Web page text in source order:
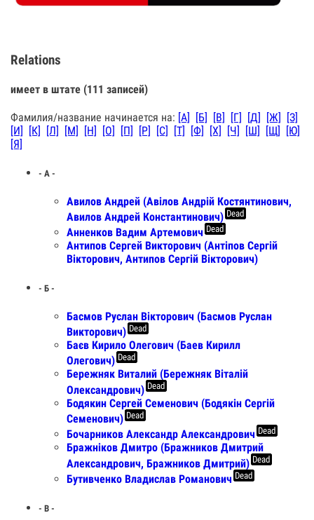
Relations
имеет в штате (111 записей)
Фамилия/название начинается на: [А] [Б] [В] [Г] [Д] [Ж]
[З]
[И]
[К] [Л] [М] [Н] [О] [П] [Р] [С] [Т] [Ф] [Х] [Ч] [Ш] [Щ]
[Ю]
[Я]
- А -
Авилов Андрей (Авiлов Андрiй Костянтинович,
Авилов Андрей Константинович) Dead
Анненков Вадим Артемович Dead
Антипов Сергей Викторович (Антіпов Сергій
Вікторович, Антипов Сергій Вікторович)
- Б -
Басмов Руслан Вікторович (Басмов Руслан
Викторович) Dead
Баєв Кирило Олегович (Баев Кирилл
Олегович) Dead
Бережняк Виталий (Бережняк Віталій
Олександрович) Dead
Бодякин Сергей Семенович (Бодякiн Сергiй
Семенович) Dead
Бочарников Александр Александрович Dead
Бражніков Дмитро (Бражников Дмитрий
Александрович, Бражников Дмитрий) Dead
Бутивченко Владислав Романович Dead
- В -